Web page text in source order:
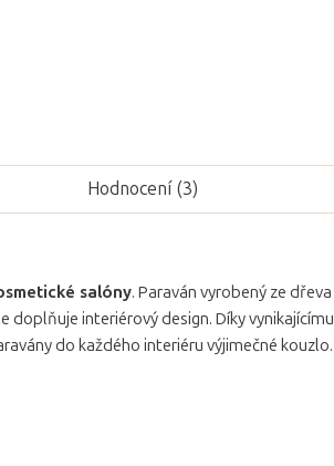
Hodnocení (3)
salóny. Paraván vyrobený ze dřeva
doplňuje interiérový design. Díky vynikajícímu
do každého interiéru výjimečné kouzlo.